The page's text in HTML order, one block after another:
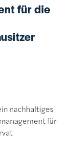
für die
nachhaltiges
für